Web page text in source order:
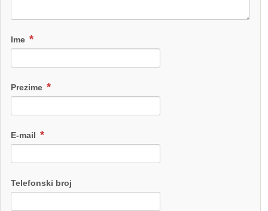
Ime
Prezime
E-mail
Telefonski broj